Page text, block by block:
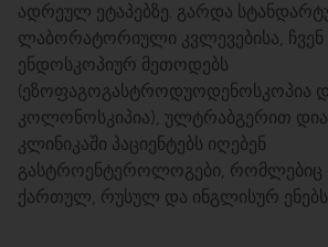
ადრეულ ეტაპებზე. გარდა
ლაბორატორიული კვლევებისა, ჩვენ
ენდოსკოპიურ მეთოდებს
(ეზოფაგოგასტროდუოდენოსკოპია
კოლონოსკიპია), ულტრაბგერით
კლინიკაში პაციენტებს იღებენ
გასტროენტეროლოგები,
ქართულ, რუსულ და ინგლისურ